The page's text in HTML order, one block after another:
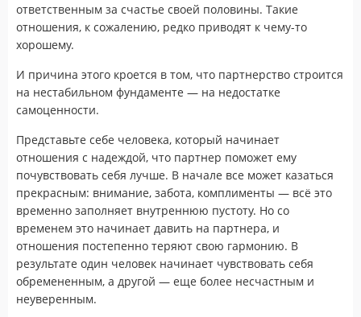
ответственным за счастье своей половины. Такие
отношения, к сожалению, редко приводят к чему-то
хорошему.
И причина этого кроется в том, что партнерство строится
на нестабильном фундаменте — на недостатке
самоценности.
Представьте себе человека, который начинает
отношения с надеждой, что партнер поможет ему
почувствовать себя лучше. В начале все может казаться
прекрасным: внимание, забота, комплименты — всё это
временно заполняет внутреннюю пустоту. Но со
временем это начинает давить на партнера, и
отношения постепенно теряют свою гармонию. В
результате один человек начинает чувствовать себя
обремененным, а другой — еще более несчастным и
неуверенным.